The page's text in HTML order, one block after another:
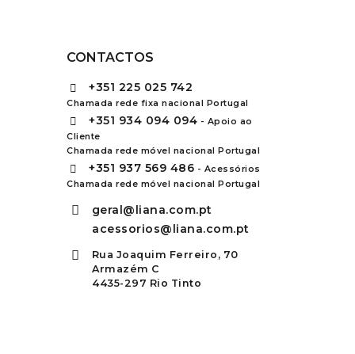
CONTACTOS
+351 225 025 742
Chamada rede fixa nacional Portugal
+351 934 094 094 - Apoio ao
Cliente
Chamada rede móvel nacional Portugal
+351 937 569 486 - Acessórios
Chamada rede móvel nacional Portugal
geral@liana.com.pt
acessorios@liana.com.pt
Rua Joaquim Ferreiro, 70
Armazém C
4435-297 Rio Tinto